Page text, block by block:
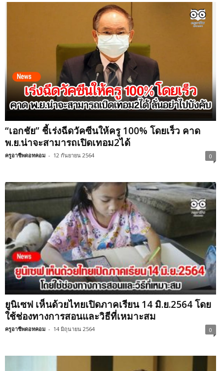
“เอกชัย” ชี้เร่งฉีดวัคซีนให้ครู 100% โดยเร็ว คาด
พ.ย.น่าจะสามารถเปิดเทอม2ได้
ครูอาชีพดอทคอม - 12 กันยายน 2564 0
ยูนิเซฟ เห็นด้วยไทยเปิดภาคเรียน 14 มิ.ย.2564 โดย
ใช้ช่องทางการสอนและวิธีที่เหมาะสม
ครูอาชีพดอทคอม - 14 มิถุนายน 2564 0